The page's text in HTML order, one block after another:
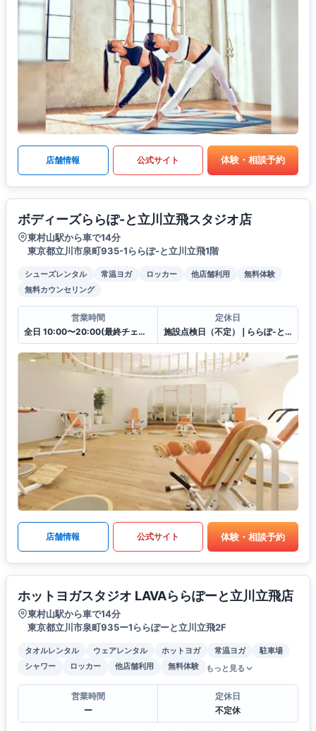
店舗情報 公式サイト 体験・相談予約
ボディーズららぽ-と立川立飛スタジオ店
東村山駅から車で14分
東京都立川市泉町935-1ららぽ-と立川立飛1階
シューズレンタル 常温ヨガ ロッカー 他店舗利用
無料体験
無料カウンセリング
営業時間
全日 10:00〜20:00(最終チェックイン19:30)
定休日
施設点検日（不定）❘ららぽ-と立川立飛休館日（連動）
店舗情報 公式サイト 体験・相談予約
ホットヨガスタジオ LAVAららぽーと立川立飛店
東村山駅から車で14分
東京都立川市泉町935ー1ららぽーと立川立飛2F
タオルレンタル ウェアレンタル ホットヨガ 常温ヨガ
駐車場
シャワー
ロッカー 他店舗利用 無料体験 もっと見る
営業時間
ー
定休日
不定休